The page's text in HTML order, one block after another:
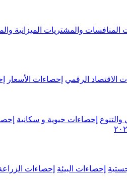
المنافسات والمشتريات الميزانية
الاقتصاد الرقمي إحصاءات الأسعار
والتنوع إحصاءات حيوية و سكانية
إحصاءات البيئة إحصاءات